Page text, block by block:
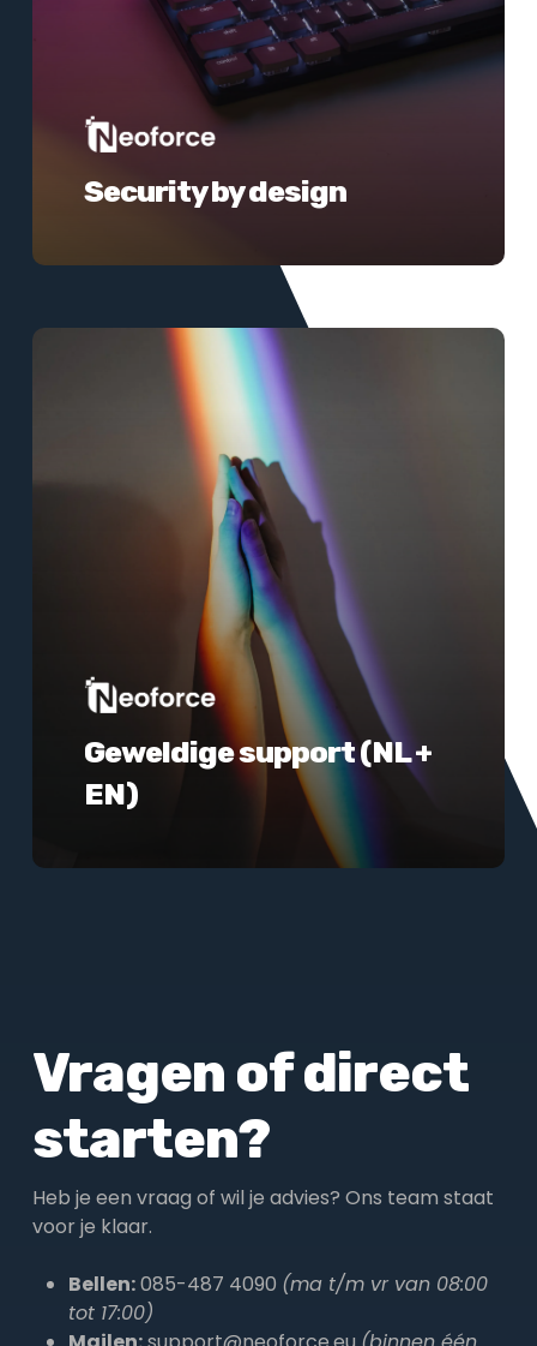
Security by design
Geweldige support (NL +
EN)
Meer
Vragen of direct
starten?
Heb je een vraag of wil je advies? Ons team staat
voor je klaar.
Bellen:085-487 4090 (ma t/m vr van 08:00
tot 17:00)